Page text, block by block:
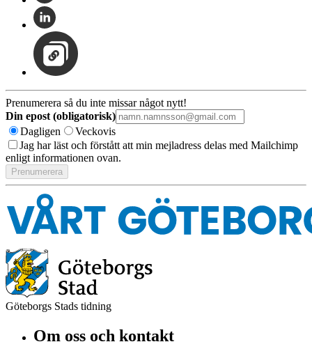
Prenumerera så du inte missar något nytt!
Din epost (obligatorisk)
Dagligen
Veckovis
Jag har läst och förstått att min mejladress delas med Mailchimp
enligt informationen ovan.
Göteborgs Stads tidning
Om oss och kontakt